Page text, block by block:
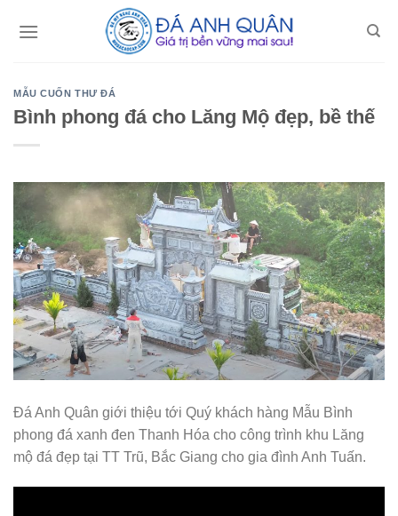
MẪU CUỐN THƯ ĐÁ
Bình phong đá cho Lăng Mộ đẹp, bề thế
Đá Anh Quân giới thiệu tới Quý khách hàng Mẫu Bình
phong đá xanh đen Thanh Hóa cho công trình khu Lăng
mộ đá đẹp tại TT Trũ, Bắc Giang cho gia đình Anh Tuấn.